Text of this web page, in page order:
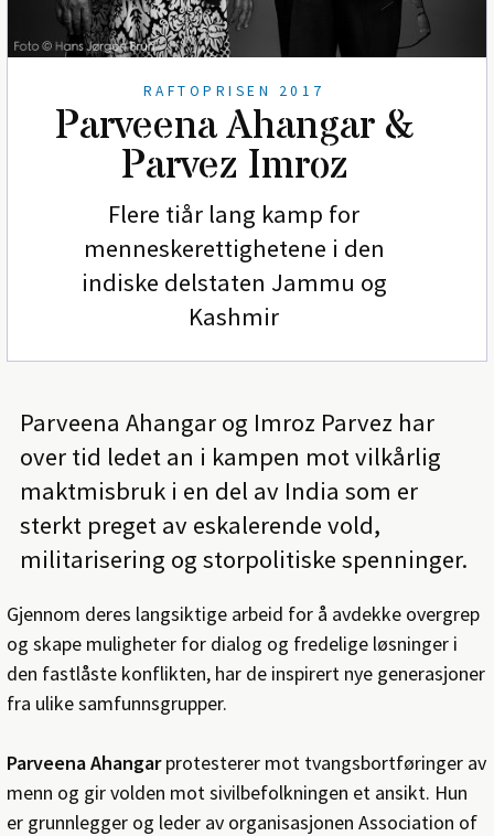
RAFTOPRISEN 2017
Parveena Ahangar &
Parvez Imroz
Flere tiår lang kamp for
menneskerettighetene i den
indiske delstaten Jammu og
Kashmir
Parveena Ahangar og Imroz Parvez har
over tid ledet an i kampen mot vilkårlig
maktmisbruk i en del av India som er
sterkt preget av eskalerende vold,
militarisering og storpolitiske spenninger.
Gjennom deres langsiktige arbeid for å avdekke overgrep
og skape muligheter for dialog og fredelige løsninger i
den fastlåste konflikten, har de inspirert nye generasjoner
fra ulike samfunnsgrupper.
Parveena Ahangarprotesterer mot tvangsbortføringer av
menn og gir volden mot sivilbefolkningen et ansikt. Hun
er grunnlegger og leder av organisasjonen Association of